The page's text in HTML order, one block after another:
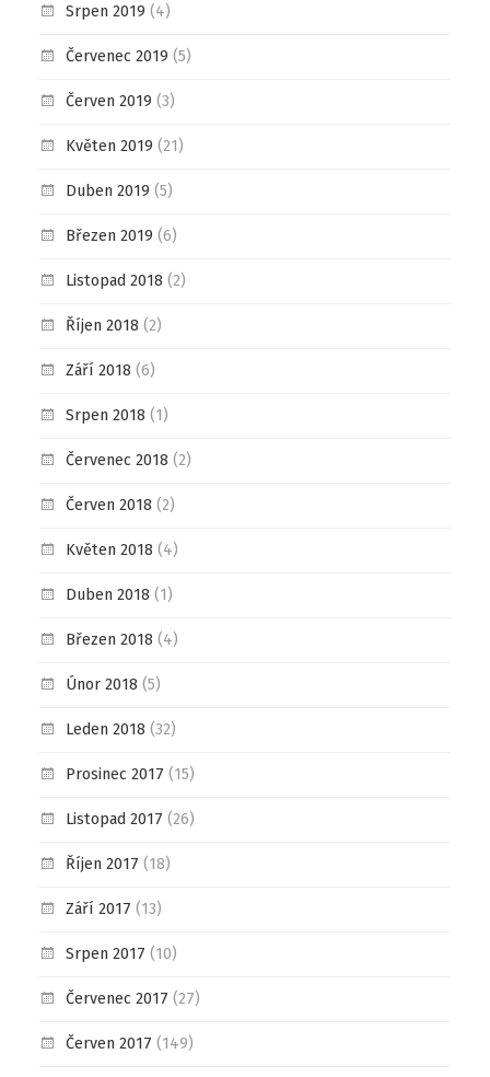
Srpen 2019 (4)
Červenec 2019 (5)
Červen 2019 (3)
Květen 2019 (21)
Duben 2019 (5)
Březen 2019 (6)
Listopad 2018 (2)
Říjen 2018 (2)
Září 2018 (6)
Srpen 2018 (1)
Červenec 2018 (2)
Červen 2018 (2)
Květen 2018 (4)
Duben 2018 (1)
Březen 2018 (4)
Únor 2018 (5)
Leden 2018 (32)
Prosinec 2017 (15)
Listopad 2017 (26)
Říjen 2017 (18)
Září 2017 (13)
Srpen 2017 (10)
Červenec 2017 (27)
Červen 2017 (149)